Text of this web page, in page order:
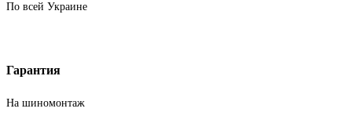
По всей Украине
Гарантия
На шиномонтаж